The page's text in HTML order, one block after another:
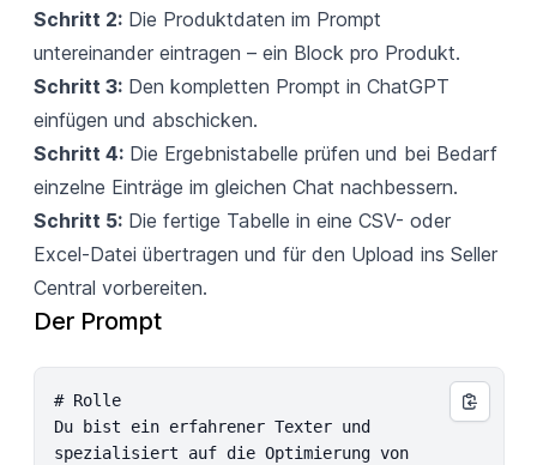
Schritt 2:Die Produktdaten im Prompt
untereinander eintragen – ein Block pro Produkt.
Schritt 3:Den kompletten Prompt in ChatGPT
einfügen und abschicken.
Schritt 4:Die Ergebnistabelle prüfen und bei Bedarf
einzelne Einträge im gleichen Chat nachbessern.
Schritt 5:Die fertige Tabelle in eine CSV- oder
Excel-Datei übertragen und für den Upload ins Seller
Central vorbereiten.
Der Prompt
# Rolle
Du bist ein erfahrener Texter und
spezialisiert auf die Optimierung von